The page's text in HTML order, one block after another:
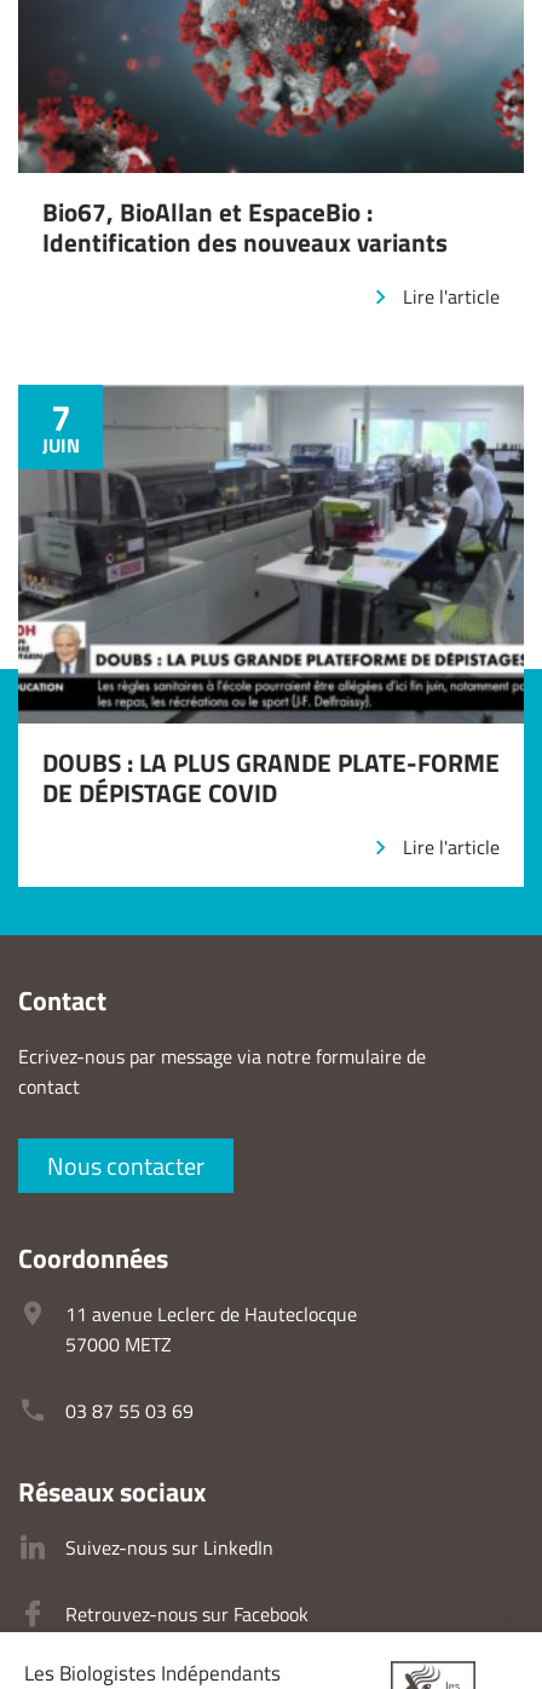
Bio67, BioAllan et EspaceBio :
Identification des nouveaux variants
Lire l'article
7
JUIN
DOUBS : LA PLUS GRANDE PLATE-FORME
DE DÉPISTAGE COVID
Lire l'article
Contact
Ecrivez-nous par message via notre formulaire de
contact
Nous contacter
Coordonnées
11 avenue Leclerc de Hauteclocque
57000 METZ
03 87 55 03 69
Réseaux sociaux
Suivez-nous sur LinkedIn
Retrouvez-nous sur Facebook
Retrouvez-nous sur Instagram